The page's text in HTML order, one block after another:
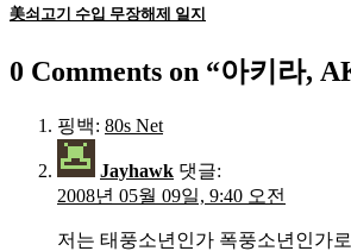
美쇠고기 수입 무장해제 일지
0 Comments on “아키라,
핑백: 80s Net
Jayhawk 댓글:
2008년 05월 09일, 9:40 오전
저는 태풍소년인가 폭풍소년인가